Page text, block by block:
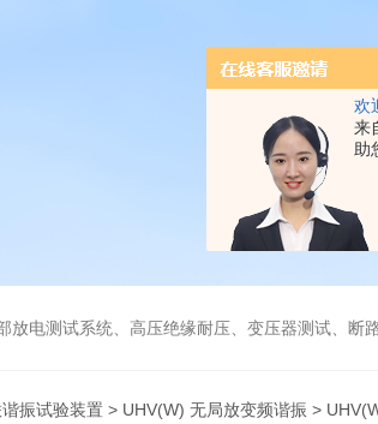
欢
来
助
电测试系统、高压绝缘耐压、变压器测试、断路
振试验装置 > UHV(W) 无局放变频谐振 >